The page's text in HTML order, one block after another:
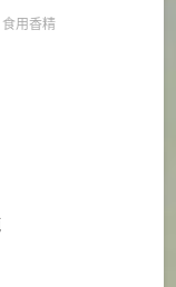
食用香精